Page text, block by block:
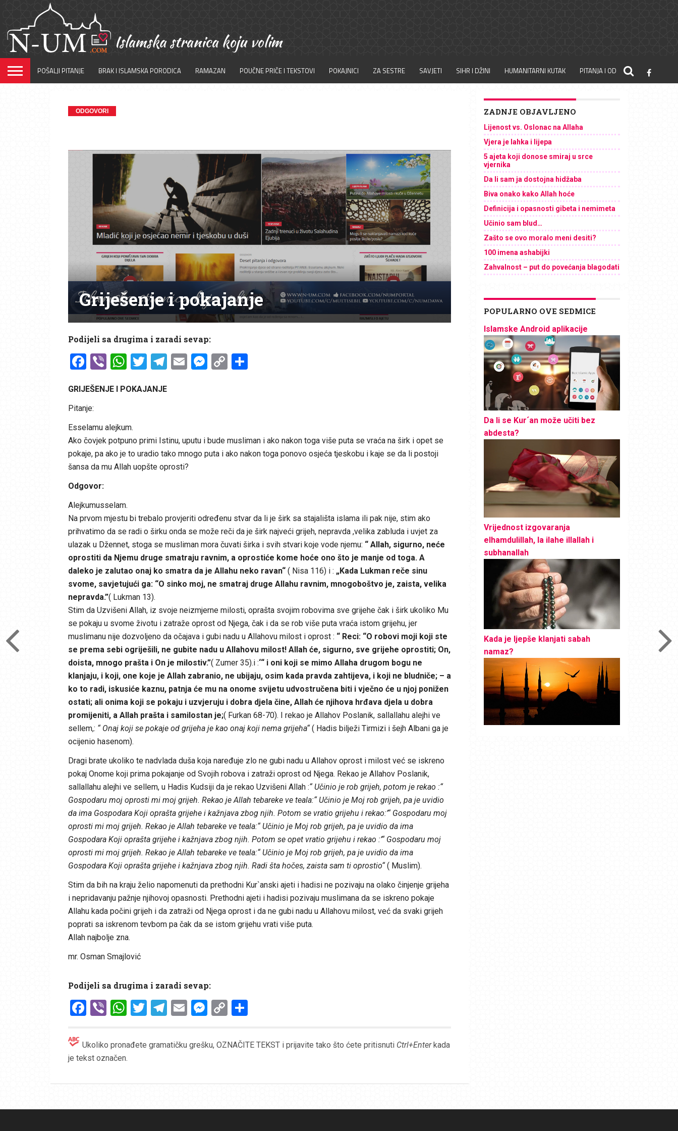
POŠALJI PITANJE BRAK I ISLAMSKA PORODICA RAMAZAN POUČNE PRIČE I TEKSTOVI POKAJNICI ZA SESTRE SAVJETI SIHR I DŽINI HUMANITARNI KUTAK PITANJA I ODGOVORI
ODGOVORI
Griješenje i pokajanje
Podijeli sa drugima i zaradi sevap:
Facebook
ViberWhatsApp
Twitter
Telegram
EmailMessenger
CopyShare
GRIJEŠENJE I POKAJANJE
Pitanje:
Esselamu alejkum.
Ako čovjek potpuno primi Istinu, uputu i bude musliman i ako nakon toga više puta se vraća na širk i opet se
pokaje, pa ako je to uradio tako mnogo puta i ako nakon toga ponovo osjeća tjeskobu i kaje se da li postoji
šansa da mu Allah uopšte oprosti?
Odgovor:
Alejkumusselam.
Na prvom mjestu bi trebalo provjeriti određenu stvar da li je širk sa stajališta islama ili pak nije, stim ako
prihvatimo da se radi o širku onda se može reči da je širk najveći grijeh, nepravda ,velika zabluda i uvjet za
ulazak u Džennet, stoga se musliman mora čuvati širka i svih stvari koje vode njemu: “ Allah, sigurno, neće
oprostiti da Njemu druge smatraju ravnim, a oprostiće kome hoće ono što je manje od toga. A
daleko je zalutao onaj ko smatra da je Allahu neko ravan“ ( Nisa 116) i : „Kada Lukman reče sinu
svome, savjetujući ga: “O sinko moj, ne smatraj druge Allahu ravnim, mnogoboštvo je, zaista, velika
nepravda.”( Lukman 13).
Stim da Uzvišeni Allah, iz svoje neizmjerne milosti, oprašta svojim robovima sve grijehe čak i širk ukoliko Mu
se pokaju u svome životu i zatraže oprost od Njega, čak i da se rob više puta vraća istom grijehu, jer
muslimanu nije dozvoljeno da očajava i gubi nadu u Allahovu milost i oprost : “ Reci: “O robovi moji koji ste
se prema sebi ogriješili, ne gubite nadu u Allahovu milost! Allah će, sigurno, sve grijehe oprostiti; On,
doista, mnogo prašta i On je milostiv.”( Zumer 35).i :‘“ i oni koji se mimo Allaha drugom bogu ne
klanjaju, i koji, one koje je Allah zabranio, ne ubijaju, osim kada pravda zahtijeva, i koji ne bludniče; – a
ko to radi, iskusiće kaznu, patnja će mu na onome svijetu udvostručena biti i vječno će u njoj ponižen
ostati; ali onima koji se pokaju i uzvjeruju i dobra djela čine, Allah će njihova hrđava djela u dobra
promijeniti, a Allah prašta i samilostan je;( Furkan 68-70). I rekao je Allahov Poslanik, sallallahu alejhi ve
sellem,: “ Onaj koji se pokaje od grijeha je kao onaj koji nema grijeha“( Hadis bilježi Tirmizi i šejh Albani ga je
ocijenio hasenom).
Dragi brate ukoliko te nadvlada duša koja naređuje zlo ne gubi nadu u Allahov oprost i milost već se iskreno
pokaj Onome koji prima pokajanje od Svojih robova i zatraži oprost od Njega. Rekao je Allahov Poslanik,
sallallahu alejhi ve sellem, u Hadis Kudsiji da je rekao Uzvišeni Allah :“ Učinio je rob grijeh, potom je rekao :“
Gospodaru moj oprosti mi moj grijeh. Rekao je Allah tebareke ve teala:“ Učinio je Moj rob grijeh, pa je uvidio
da ima Gospodara Koji oprašta grijehe i kažnjava zbog njih. Potom se vratio grijehu i rekao:’“ Gospodaru moj
oprosti mi moj grijeh. Rekao je Allah tebareke ve teala:“ Učinio je Moj rob grijeh, pa je uvidio da ima
Gospodara Koji oprašta grijehe i kažnjava zbog njih. Potom se opet vratio grijehu i rekao :’“ Gospodaru moj
oprosti mi moj grijeh. Rekao je Allah tebareke ve teala:“ Učinio je Moj rob grijeh, pa je uvidio da ima
Gospodara Koji oprašta grijehe i kažnjava zbog njih. Radi šta hočes, zaista sam ti oprostio“( Muslim).
Stim da bih na kraju želio napomenuti da prethodni Kur`anski ajeti i hadisi ne pozivaju na olako činjenje grijeha
i nepridavanju pažnje njihovoj opasnosti. Prethodni ajeti i hadisi pozivaju muslimana da se iskreno pokaje
Allahu kada počini grijeh i da zatraži od Njega oprost i da ne gubi nadu u Allahovu milost, već da svaki grijeh
poprati sa iskrenom tevbom pa čak da se istom grijehu vrati više puta.
Allah najbolje zna.
mr. Osman Smajlović
Podijeli sa drugima i zaradi sevap:
Facebook
ViberWhatsApp
Twitter
Telegram
EmailMessenger
CopyShare
Ukoliko pronađete gramatičku grešku, OZNAČITE TEKST i prijavite tako što ćete pritisnuti Ctrl+Enterkada
je tekst označen.
ZADNJE OBJAVLJENO
Lijenost vs. Oslonac na Allaha
Vjera je lahka i lijepa
5 ajeta koji donose smiraj u srce
vjernika
Da li sam ja dostojna hidžaba
Biva onako kako Allah hoće
Definicija i opasnosti gibeta i nemimeta
Učinio sam blud…
Zašto se ovo moralo meni desiti?
100 imena ashabijki
Zahvalnost – put do povećanja blagodati
POPULARNO OVE SEDMICE
Islamske Android aplikacije
Da li se Kur´an može učiti bez
abdesta?
Vrijednost izgovaranja
elhamdulillah, la ilahe illallah i
subhanallah
Kada je ljepše klanjati sabah
namaz?